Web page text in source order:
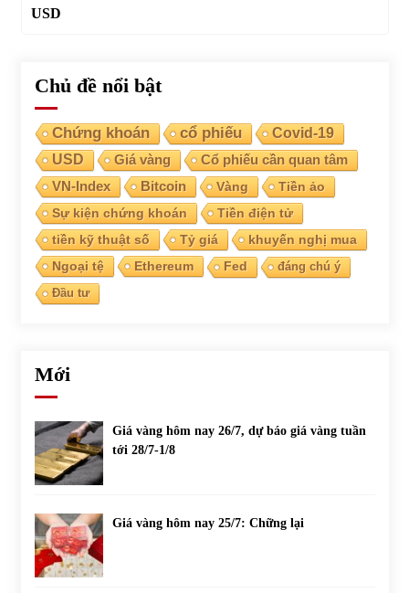
USD
Chủ đề nổi bật
Chứng khoán cổ phiếu
Covid-19
USD
Giá vàng Cổ phiếu cần quan tâm
VN-Index Bitcoin Vàng
Tiền ảo
Sự kiện chứng khoán
Tiền điện tử
tiền kỹ thuật số
Tỷ giá
khuyến nghị mua
Ngoại tệ
Ethereum Fed
đáng chú ý
Đầu tư
Mới
Giá vàng hôm nay 26/7, dự báo giá vàng tuần
tới 28/7-1/8
Giá vàng hôm nay 25/7: Chững lại